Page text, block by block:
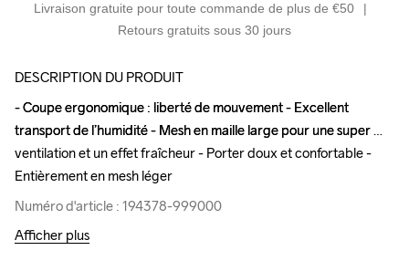
Livraison gratuite pour toute commande de plus de €50
Retours gratuits sous 30 jours
DESCRIPTION DU PRODUIT
- Coupe ergonomique : liberté de mouvement - Excellent
transport de l’humidité - Mesh en maille large pour une super
ventilation et un effet fraîcheur - Porter doux et confortable -
Entièrement en mesh léger
Numéro d'article : 194378-999000
- Coupe ergonomique : liberté de mouvement - Excellent
transport de l’humidité - Mesh en maille large pour une super
ventilation et un effet fraîcheur - Porter doux et confortable -
Entièrement en mesh léger
Numéro d'article : 194378-999000
Afficher plus